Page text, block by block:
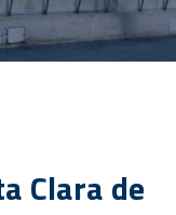
Clara de